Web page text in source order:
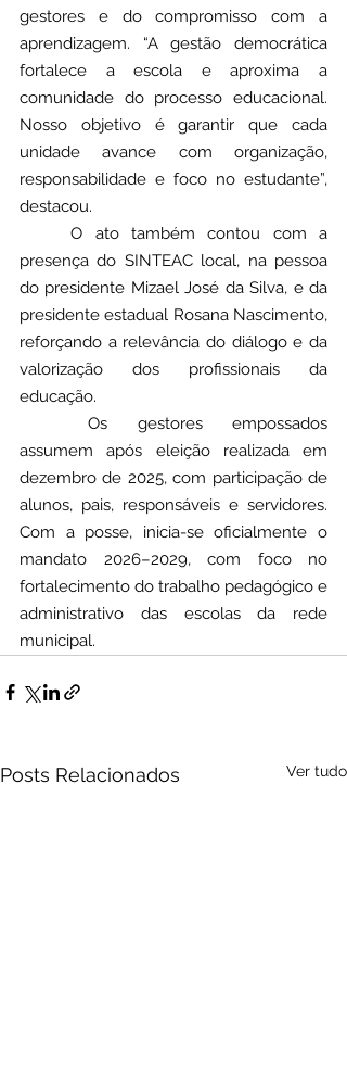
gestores e do compromisso com a
aprendizagem. “A gestão democrática
fortalece a escola e aproxima a
comunidade do processo educacional.
Nosso objetivo é garantir que cada
unidade avance com organização,
responsabilidade e foco no estudante”,
destacou.
	O ato também contou com a
presença do SINTEAC local, na pessoa
do presidente Mizael José da Silva, e da
presidente estadual Rosana Nascimento,
reforçando a relevância do diálogo e da
valorização dos profissionais da
educação.
	Os gestores empossados
assumem após eleição realizada em
dezembro de 2025, com participação de
alunos, pais, responsáveis e servidores.
Com a posse, inicia-se oficialmente o
mandato 2026–2029, com foco no
fortalecimento do trabalho pedagógico e
administrativo das escolas da rede
municipal.
Posts Relacionados Ver tudo